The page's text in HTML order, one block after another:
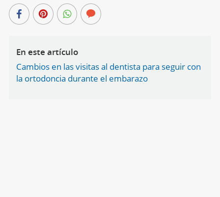
En este artículo
Cambios en las visitas al dentista para seguir con
la ortodoncia durante el embarazo